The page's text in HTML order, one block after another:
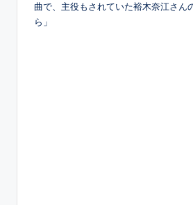
曲で、主役もされていた裕木奈江さん
ら」